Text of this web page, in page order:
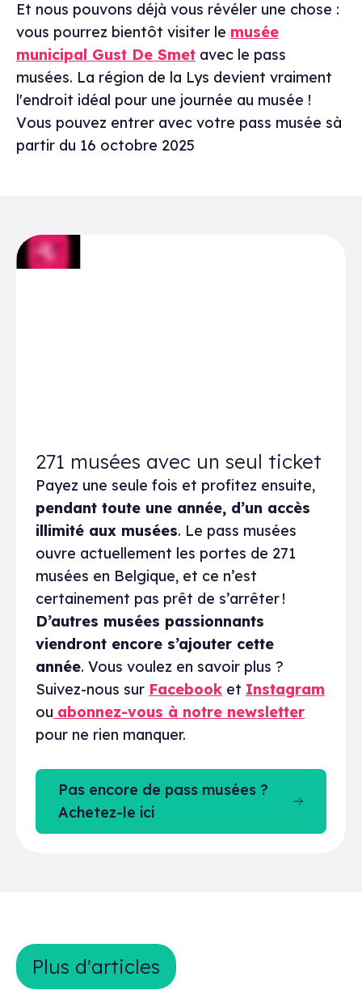
Et nous pouvons déjà vous révéler une chose :
vous pourrez bientôt visiter le musée
municipal Gust De Smet avec le pass
musées. La région de la Lys devient vraiment
l'endroit idéal pour une journée au musée !
Vous pouvez entrer avec votre pass musée sà
partir du 16 octobre 2025
271 musées avec un seul ticket
Payez une seule fois et profitez ensuite,
pendant toute une année, d’un accès
illimité aux musées. Le pass musées
ouvre actuellement les portes de 271
musées en Belgique, et ce n’est
certainement pas prêt de s’arrêter !
D’autres musées passionnants
viendront encore s’ajouter cette
année. Vous voulez en savoir plus ?
Suivez-nous sur Facebook et Instagram
ou abonnez-vous à notre newsletter
pour ne rien manquer.
Pas encore de pass musées ?
Achetez-le ici
Plus d&#039;articles
Plus d'articles